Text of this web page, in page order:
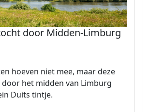
door Midden-Limburg
hoeven niet mee, maar deze
het midden van Limburg
Duits tintje.